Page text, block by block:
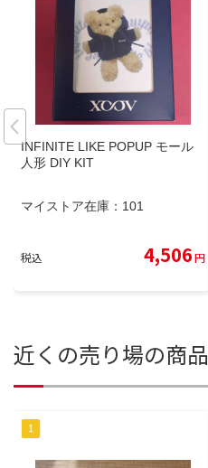
INFINITE LIKE POPUP モール
人形 DIY KIT
マイストア在庫： 101
税込 4,506円
近くの売り場の商品